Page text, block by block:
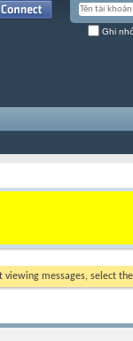
Ghi
viewing messages, select